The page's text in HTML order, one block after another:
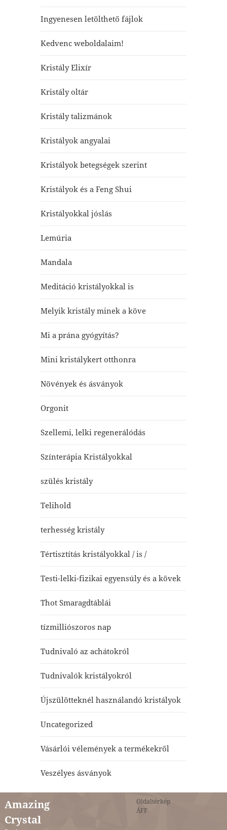
Ingyenesen letölthető fájlok
Kedvenc weboldalaim!
Kristály Elixír
Kristály oltár
Kristály talizmánok
Kristályok angyalai
Kristályok betegségek szerint
Kristályok és a Feng Shui
Kristályokkal jóslás
Lemúria
Mandala
Meditáció kristályokkal is
Melyik kristály minek a köve
Mi a prána gyógyítás?
Mini kristálykert otthonra
Növények és ásványok
Orgonit
Szellemi, lelki regenerálódás
Színterápia Kristályokkal
szülés kristály
Telihold
terhesség kristály
Tértisztítás kristályokkal / is /
Testi-lelki-fizikai egyensúly és a kövek
Thot Smaragdtáblái
tízmilliószoros nap
Tudnivaló az achátokról
Tudnivalók kristályokról
Újszülötteknél használandó kristályok
Uncategorized
Vásárlói vélemények a termékekről
Veszélyes ásványok
Amazing
Crystal
Oldaltérkép
ÁFF